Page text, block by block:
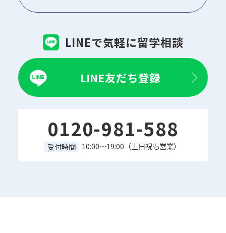
LINEで気軽に留学相談
LINE友だち登録
0120-981-588
受付時間 10:00～19:00（土日祝も営業）